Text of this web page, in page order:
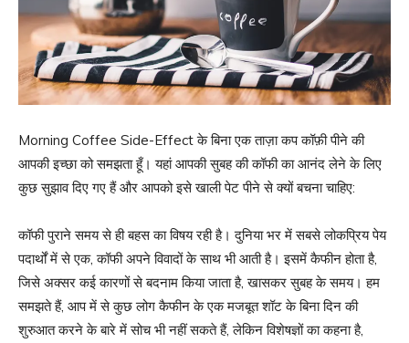
Morning Coffee Side-Effect के बिना एक ताज़ा कप कॉफ़ी पीने की
आपकी इच्छा को समझता हूँ। यहां आपकी सुबह की कॉफी का आनंद लेने के लिए
कुछ सुझाव दिए गए हैं और आपको इसे खाली पेट पीने से क्यों बचना चाहिए:
कॉफी पुराने समय से ही बहस का विषय रही है। दुनिया भर में सबसे लोकप्रिय पेय
पदार्थों में से एक, कॉफी अपने विवादों के साथ भी आती है। इसमें कैफीन होता है,
जिसे अक्सर कई कारणों से बदनाम किया जाता है, खासकर सुबह के समय। हम
समझते हैं, आप में से कुछ लोग कैफीन के एक मजबूत शॉट के बिना दिन की
शुरुआत करने के बारे में सोच भी नहीं सकते हैं, लेकिन विशेषज्ञों का कहना है,